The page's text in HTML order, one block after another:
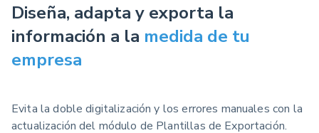
Diseña, adapta y exporta la
información a la medida de tu
empresa
Evita la doble digitalización y los errores manuales con la
actualización del módulo de Plantillas de Exportación.